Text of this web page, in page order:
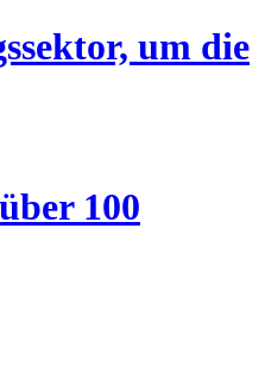
um die
100